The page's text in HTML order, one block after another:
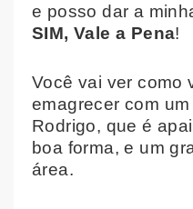
e posso dar a
SIM, Vale a Pena!
Você vai ver como
emagrecer com
Rodrigo, que é
boa forma, e um
área.